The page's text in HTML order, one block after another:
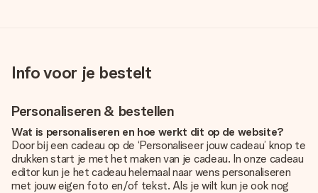
Info voor je bestelt
Personaliseren & bestellen
Wat is personaliseren en hoe werkt dit op de website?
Door bij een cadeau op de ‘Personaliseer jouw cadeau’ knop te
drukken start je met het maken van je cadeau. In onze cadeau
editor kun je het cadeau helemaal naar wens personaliseren
met jouw eigen foto en/of tekst. Als je wilt kun je ook nog